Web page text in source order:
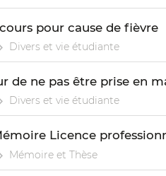
pour cause de fièvre
Divers et vie étudiante
de ne pas être prise en
Divers et vie étudiante
Licence
Mémoire et Thèse